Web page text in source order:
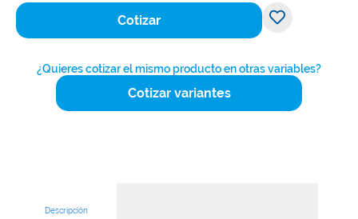
Cotizar
¿Quieres cotizar el mismo producto en otras variables?
Cotizar variantes
Descripción